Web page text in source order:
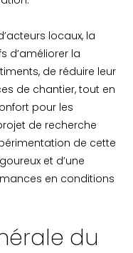
locaux, la
d’améliorer la
de réduire leur
de chantier, tout en
pour les
de recherche
de cette
et d’une
en conditions
du